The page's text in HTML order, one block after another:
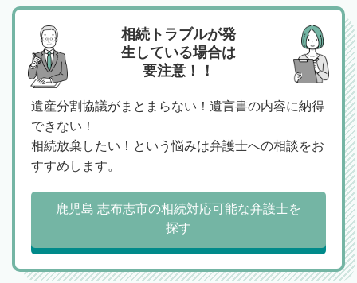
相続トラブルが発
生している場合は
要注意！！
遺産分割協議がまとまらない！遺言書の内容に納得
できない！
相続放棄したい！という悩みは弁護士への相談をお
すすめします。
鹿児島 志布志市の相続対応可能な弁護士を
探す